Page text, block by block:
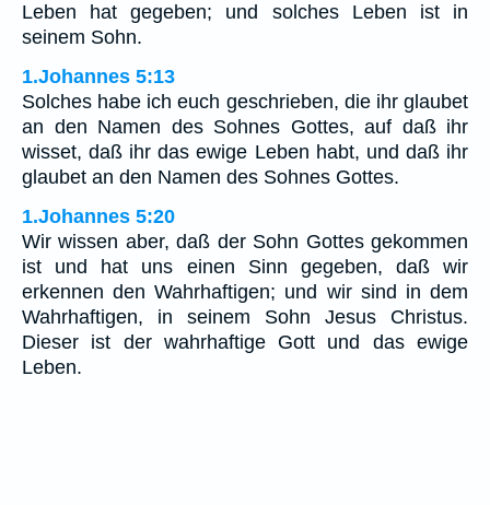
Leben hat gegeben; und solches Leben ist in
seinem Sohn.
1.Johannes 5:13
Solches habe ich euch geschrieben, die ihr glaubet
an den Namen des Sohnes Gottes, auf daß ihr
wisset, daß ihr das ewige Leben habt, und daß ihr
glaubet an den Namen des Sohnes Gottes.
1.Johannes 5:20
Wir wissen aber, daß der Sohn Gottes gekommen
ist und hat uns einen Sinn gegeben, daß wir
erkennen den Wahrhaftigen; und wir sind in dem
Wahrhaftigen, in seinem Sohn Jesus Christus.
Dieser ist der wahrhaftige Gott und das ewige
Leben.